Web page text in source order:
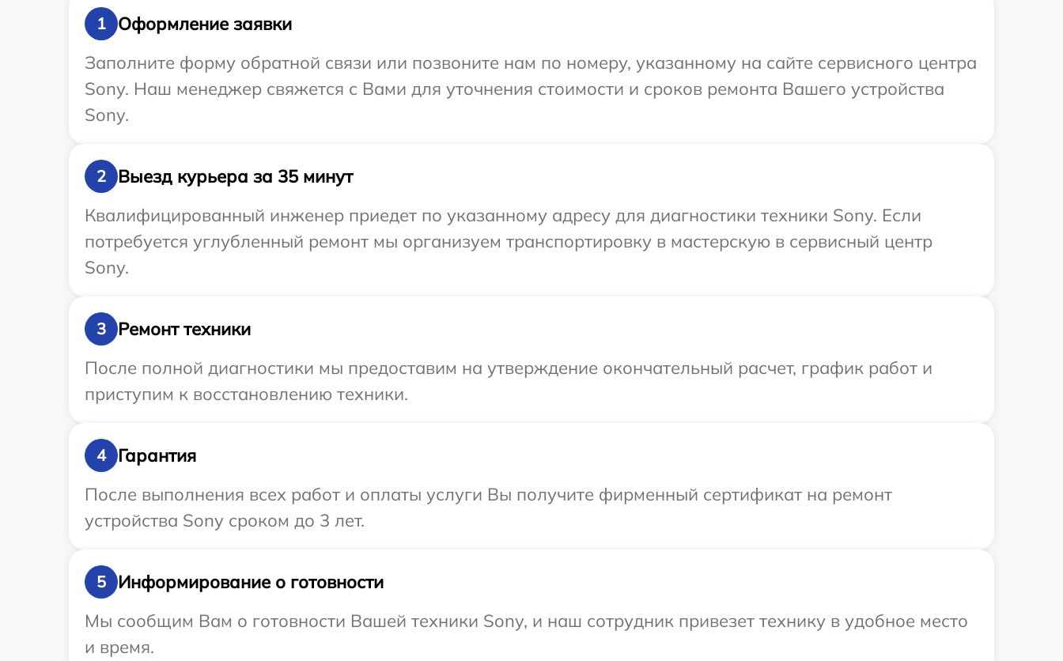
1
Оформление заявки
Заполните форму обратной связи или позвоните нам по номеру, указанному на сайте сервисного центра
Sony. Наш менеджер свяжется с Вами для уточнения стоимости и сроков ремонта Вашего устройства
Sony.
2
Выезд курьера за 35 минут
Квалифицированный инженер приедет по указанному адресу для диагностики техники Sony. Если
потребуется углубленный ремонт мы организуем транспортировку в мастерскую в сервисный центр
Sony.
3
Ремонт техники
После полной диагностики мы предоставим на утверждение окончательный расчет, график работ и
приступим к восстановлению техники.
4
Гарантия
После выполнения всех работ и оплаты услуги Вы получите фирменный сертификат на ремонт
устройства Sony сроком до 3 лет.
5
Информирование о готовности
Мы сообщим Вам о готовности Вашей техники Sony, и наш сотрудник привезет технику в удобное место
и время.